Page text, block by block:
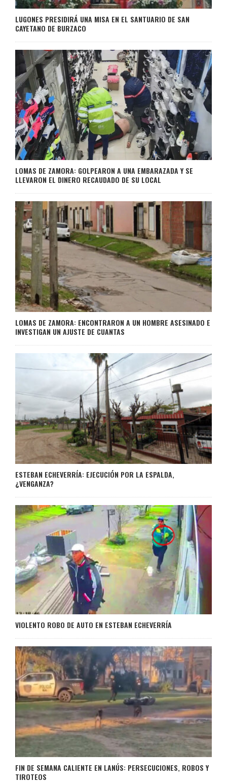
LUGONES PRESIDIRÁ UNA MISA EN EL SANTUARIO DE SAN
CAYETANO DE BURZACO
LOMAS DE ZAMORA: GOLPEARON A UNA EMBARAZADA Y SE
LLEVARON EL DINERO RECAUDADO DE SU LOCAL
LOMAS DE ZAMORA: ENCONTRARON A UN HOMBRE ASESINADO E
INVESTIGAN UN AJUSTE DE CUANTAS
ESTEBAN ECHEVERRÍA: EJECUCIÓN POR LA ESPALDA,
¿VENGANZA?
VIOLENTO ROBO DE AUTO EN ESTEBAN ECHEVERRÍA
FIN DE SEMANA CALIENTE EN LANÚS: PERSECUCIONES, ROBOS Y
TIROTEOS